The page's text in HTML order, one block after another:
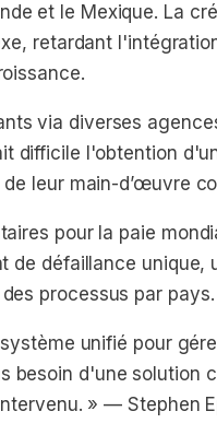
et le Mexique. La
retardant
via diverses
difficile l'obtention
leur main-d’œuvre
pour la paie
de défaillance unique,
processus par pays.
unifié pour
besoin d'une solution
» — Stephen